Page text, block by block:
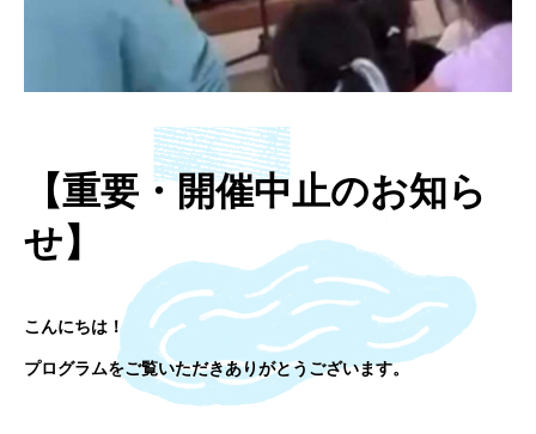
【重要・開催中止のお知ら
せ】
こんにちは！
プログラムをご覧いただきありがとうございます。